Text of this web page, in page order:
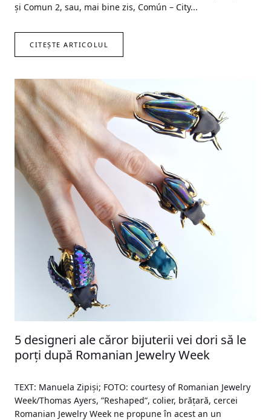
și Comun 2, sau, mai bine zis, Común – City...
CITEȘTE ARTICOLUL
5 designeri ale căror bijuterii vei dori să le
porți după Romanian Jewelry Week
TEXT: Manuela Zipiși; FOTO: courtesy of Romanian Jewelry
Week/Thomas Ayers, ”Reshaped”, colier, brățară, cercei
Romanian Jewelry Week ne propune în acest an un